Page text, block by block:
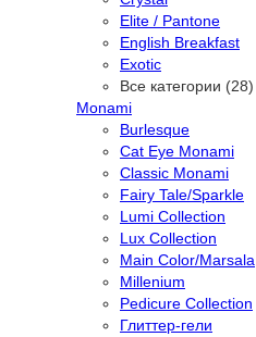
Elite / Pantone
English Breakfast
Exotic
Все категории (28)
Monami
Burlesque
Cat Eye Monami
Classic Monami
Fairy Tale/Sparkle
Lumi Collection
Lux Collection
Main Color/Marsala
Millenium
Pedicure Collection
Глиттер-гели